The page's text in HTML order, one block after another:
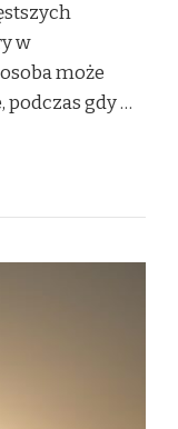
w
może
podczas gdy …